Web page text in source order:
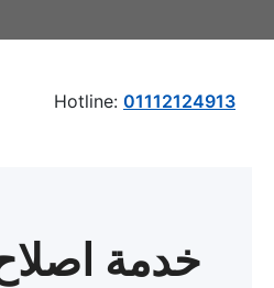
Hotline: 01112124913
خدمة